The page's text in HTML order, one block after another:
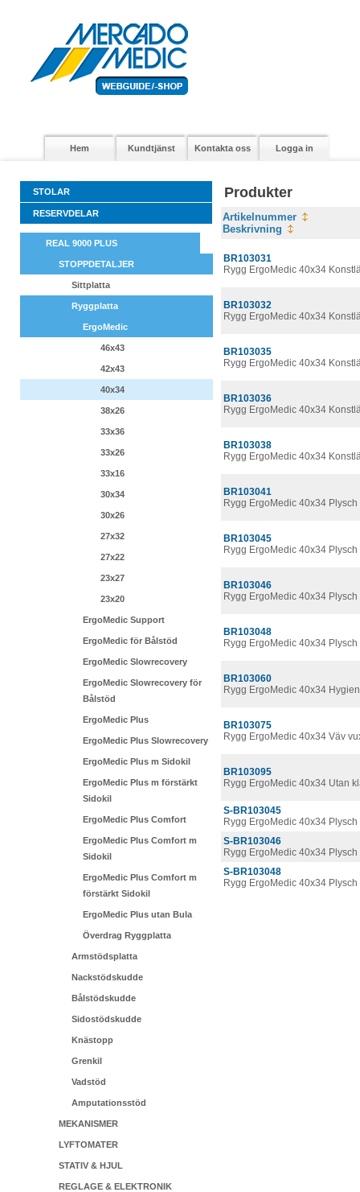
Hem Kundtjänst Kontakta oss Logga in
STOLAR
RESERVDELAR
REAL 9000 PLUS
STOPPDETALJER
Sittplatta
Ryggplatta
ErgoMedic
46x43
42x43
40x34
38x26
33x36
33x26
33x16
30x34
30x26
27x32
27x22
23x27
23x20
ErgoMedic Support
ErgoMedic för Bålstöd
ErgoMedic Slowrecovery
ErgoMedic Slowrecovery för
Bålstöd
ErgoMedic Plus
ErgoMedic Plus Slowrecovery
ErgoMedic Plus m Sidokil
ErgoMedic Plus m förstärkt
Sidokil
ErgoMedic Plus Comfort
ErgoMedic Plus Comfort m
Sidokil
ErgoMedic Plus Comfort m
förstärkt Sidokil
ErgoMedic Plus utan Bula
Överdrag Ryggplatta
Armstödsplatta
Nackstödskudde
Bålstödskudde
Sidostödskudde
Knästopp
Grenkil
Vadstöd
Amputationsstöd
MEKANISMER
LYFTOMATER
STATIV & HJUL
REGLAGE & ELEKTRONIK
Produkter
Artikelnummer
Beskrivning
BR103031
Rygg ErgoMedic 40x34
BR103032
Rygg ErgoMedic 40x34
BR103035
Rygg ErgoMedic 40x34
BR103036
Rygg ErgoMedic 40x34
BR103038
Rygg ErgoMedic 40x34
BR103041
Rygg ErgoMedic 40x34
BR103045
Rygg ErgoMedic 40x34
BR103046
Rygg ErgoMedic 40x34
BR103048
Rygg ErgoMedic 40x34
BR103060
Rygg ErgoMedic 40x34
BR103075
Rygg ErgoMedic 40x34 Väv
BR103095
Rygg ErgoMedic 40x34 Utan
S-BR103045
Rygg ErgoMedic 40x34
S-BR103046
Rygg ErgoMedic 40x34
S-BR103048
Rygg ErgoMedic 40x34